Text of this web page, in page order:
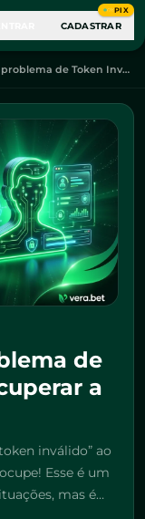
CADASTRAR
PIX
Como resolver o problema de Token Inválido ao recuperar a senha?
de
a
inválido” ao
Esse é um
mas é…